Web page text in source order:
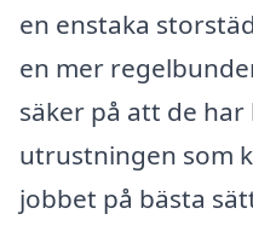
en enstaka
en mer
säker på att de
utrustningen som
jobbet på bästa